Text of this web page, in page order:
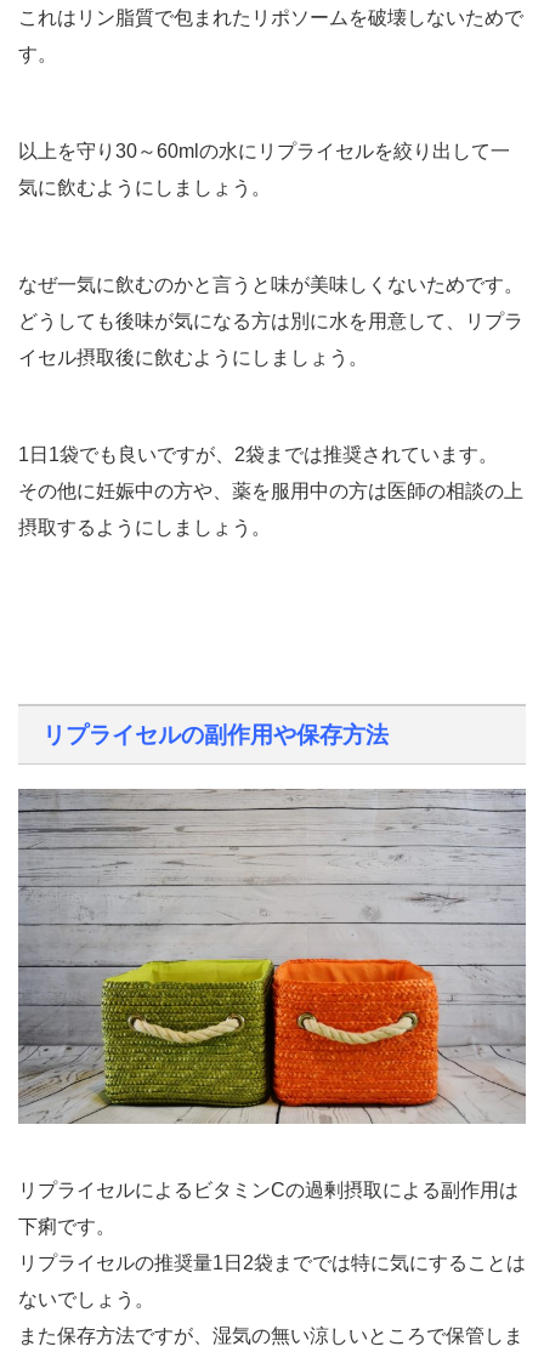
これはリン脂質で包まれたリポソームを破壊しないためで
す。
以上を守り30～60mlの水にリプライセルを絞り出して一
気に飲むようにしましょう。
なぜ一気に飲むのかと言うと味が美味しくないためです。
どうしても後味が気になる方は別に水を用意して、リプラ
イセル摂取後に飲むようにしましょう。
1日1袋でも良いですが、2袋までは推奨されています。
その他に妊娠中の方や、薬を服用中の方は医師の相談の上
摂取するようにしましょう。
リプライセルの副作用や保存方法
リプライセルによるビタミンCの過剰摂取による副作用は
下痢です。
リプライセルの推奨量1日2袋まででは特に気にすることは
ないでしょう。
また保存方法ですが、湿気の無い涼しいところで保管しま